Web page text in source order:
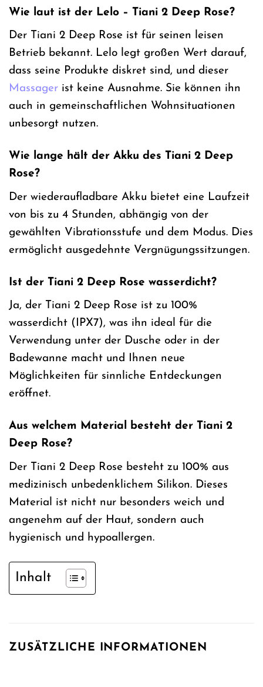
Wie laut ist der Lelo – Tiani 2 Deep Rose?
Der Tiani 2 Deep Rose ist für seinen leisen
Betrieb bekannt. Lelo legt großen Wert darauf,
dass seine Produkte diskret sind, und dieser
Massager ist keine Ausnahme. Sie können ihn
auch in gemeinschaftlichen Wohnsituationen
unbesorgt nutzen.
Wie lange hält der Akku des Tiani 2 Deep
Rose?
Der wiederaufladbare Akku bietet eine Laufzeit
von bis zu 4 Stunden, abhängig von der
gewählten Vibrationsstufe und dem Modus. Dies
ermöglicht ausgedehnte Vergnügungssitzungen.
Ist der Tiani 2 Deep Rose wasserdicht?
Ja, der Tiani 2 Deep Rose ist zu 100%
wasserdicht (IPX7), was ihn ideal für die
Verwendung unter der Dusche oder in der
Badewanne macht und Ihnen neue
Möglichkeiten für sinnliche Entdeckungen
eröffnet.
Aus welchem Material besteht der Tiani 2
Deep Rose?
Der Tiani 2 Deep Rose besteht zu 100% aus
medizinisch unbedenklichem Silikon. Dieses
Material ist nicht nur besonders weich und
angenehm auf der Haut, sondern auch
hygienisch und hypoallergen.
Inhalt
ZUSÄTZLICHE INFORMATIONEN